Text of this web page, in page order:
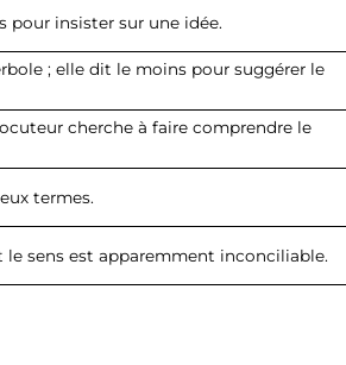
pour insister sur une idée.
; elle dit le moins pour suggérer le
cherche à faire comprendre le
termes.
sens est apparemment inconciliable.